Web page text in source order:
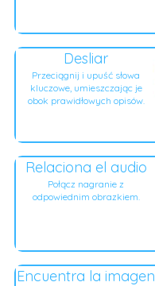
Desliar
Przeciągnij i upuść słowa
kluczowe, umieszczając je
obok prawidłowych opisów.
Relaciona el audio
Połącz nagranie z
odpowiednim obrazkiem.
Encuentra la imagen